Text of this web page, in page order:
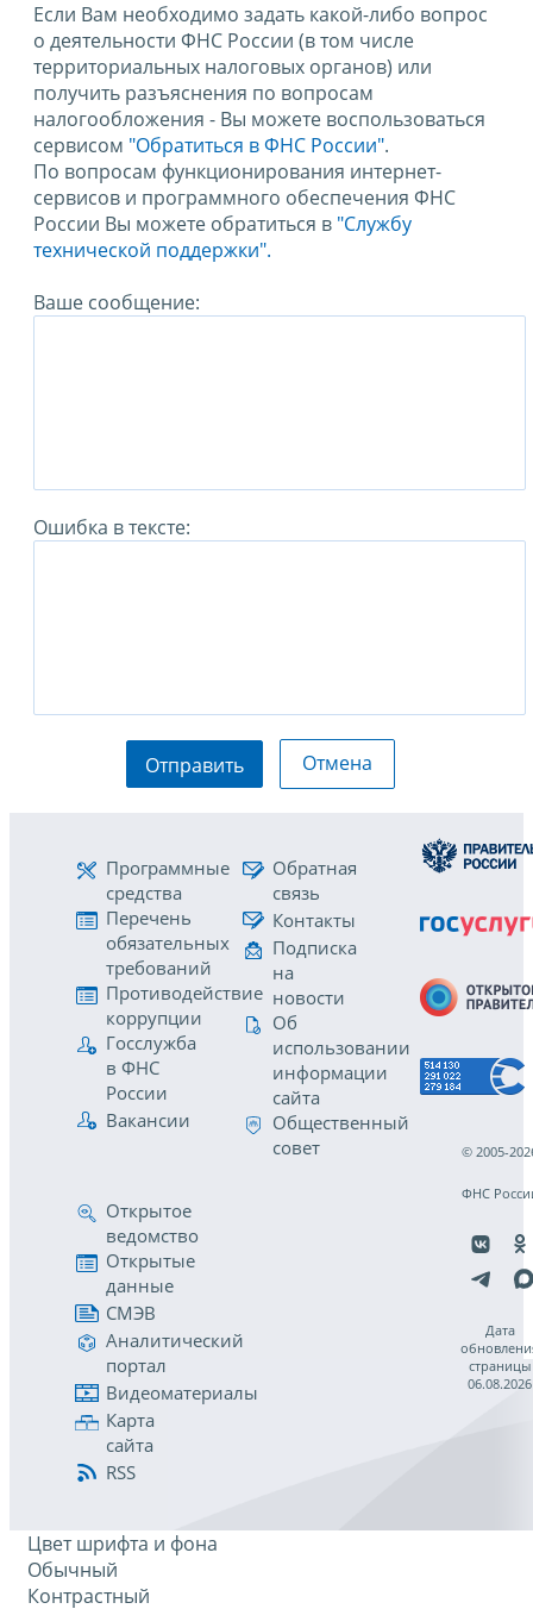
Если Вам необходимо задать какой-либо вопрос
о деятельности ФНС России (в том числе
территориальных налоговых органов) или
получить разъяснения по вопросам
налогообложения - Вы можете воспользоваться
сервисом "Обратиться в ФНС России".
По вопросам функционирования интернет-
сервисов и программного обеспечения ФНС
России Вы можете обратиться в "Службу
технической поддержки".
Ваше сообщение:
Ошибка в тексте:
Отправить Отмена
Программные
средства
Перечень
обязательных
требований
Противодействие
коррупции
Госслужба
в ФНС
России
Вакансии
Обратная
связь
Контакты
Подписка
на
новости
Об
использовании
информации
сайта
Общественный
совет
Открытое
ведомство
Открытые
данные
СМЭВ
Аналитический
портал
Видеоматериалы
Карта
сайта
RSS
© 2005-
ФНС
Дата
страницы
06.08.2026
Цвет шрифта и фона
Обычный
Контрастный